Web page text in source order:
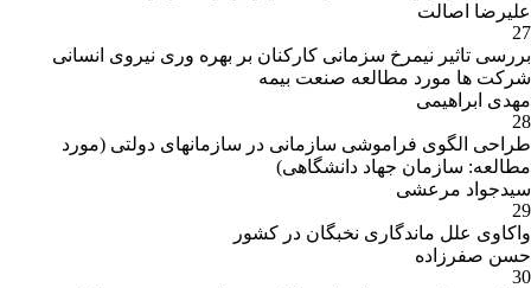
علیرضا اصالت
27
بررسی تاثیر نیمرخ سزمانی کارکنان بر بهره وری نیروی انسانی
شرکت ها مورد مطالعه صنعت بیمه
مهدی ابراهیمی
28
طراحی الگوی فراموشی سازمانی در سازمانهای دولتی (مورد
مطالعه: سازمان جهاد دانشگاهی)
سیدجواد مرعشی
29
واکاوی علل ماندگاری نخبگان در کشور
حسن صفرزاده
30